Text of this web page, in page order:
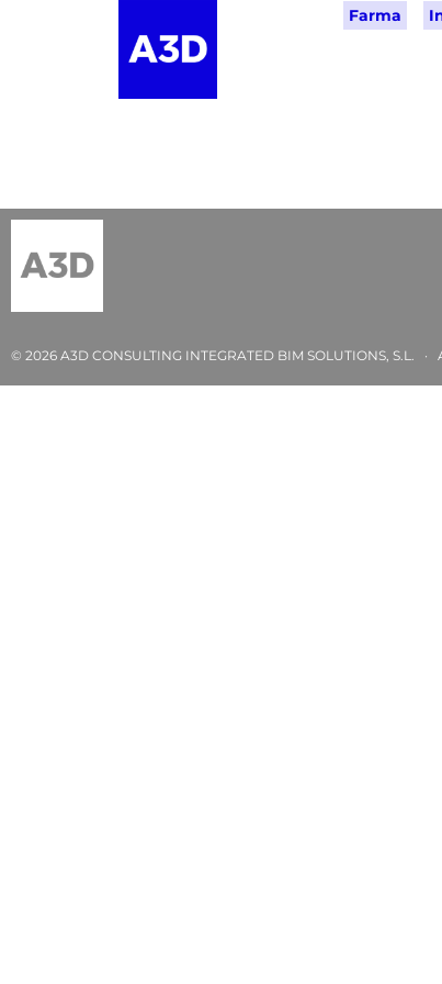
Farma
© 2026 A3D CONSULTING INTEGRATED BIM SOLUTIONS, S.L. ·